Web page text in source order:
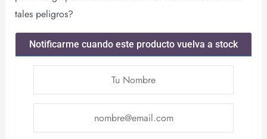
tales peligros?
Notificarme cuando este producto vuelva a stock